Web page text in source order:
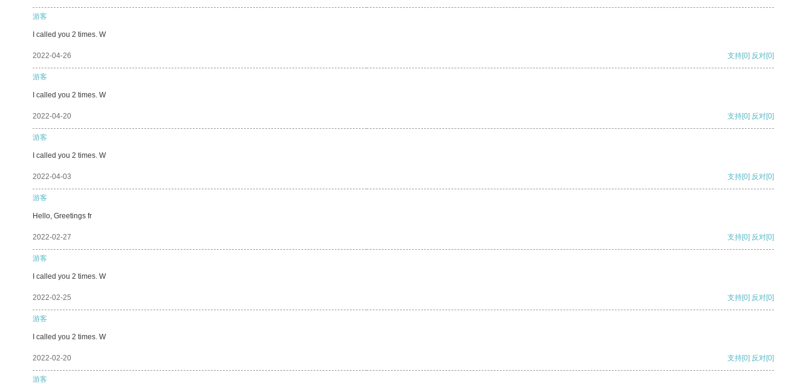
游客
I called you 2 times. W
2022-04-26 支持[0] 反对[0]
游客
I called you 2 times. W
2022-04-20 支持[0] 反对[0]
游客
I called you 2 times. W
2022-04-03 支持[0] 反对[0]
游客
Hello, Greetings fr
2022-02-27 支持[0] 反对[0]
游客
I called you 2 times. W
2022-02-25 支持[0] 反对[0]
游客
I called you 2 times. W
2022-02-20 支持[0] 反对[0]
游客